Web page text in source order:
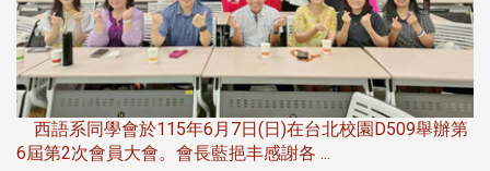
西語系同學會於115年6月7日(日)在台北校園D509舉辦第
6屆第2次會員大會。會長藍挹丰感謝各 ...